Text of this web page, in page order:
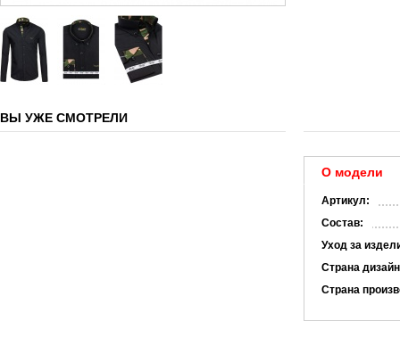
ВЫ УЖЕ СМОТРЕЛИ
О модели
Артикул:
Состав:
Уход за
Страна
Страна